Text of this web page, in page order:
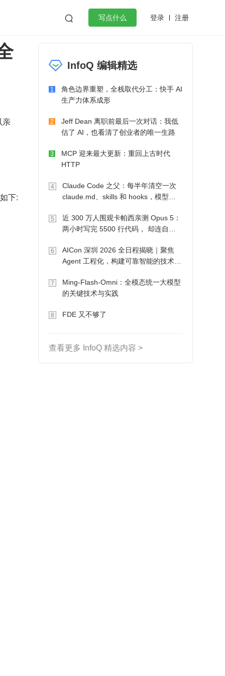
 写点什么 登录 注册
作
微服务架构 flutter
亲
下:
InfoQ 编辑精选
1
角色边界重塑，全栈取代分工：快手 AI
生产力体系成形
2
Jeff Dean 离职前最后一次对话：我低
估了 AI，也看清了创业者的唯一生路
3
MCP 迎来最大更新：重回上古时代
HTTP
4
Claude Code 之父：每半年清空一次
claude.md、skills 和 hooks，模型自
5
近 300 万人围观卡帕西亲测 Opus 5：
两小时写完 5500 行代码， 却连自己
6
AICon 深圳 2026 全日程揭晓｜聚焦
Agent 工程化，构建可靠智能的技术路
7
Ming-Flash-Omni：全模态统一大模型
的关键技术与实践
8 FDE 又不够了
查看更多 InfoQ 精选内容 >